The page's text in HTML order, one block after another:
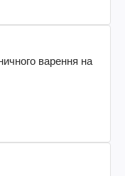
варення на